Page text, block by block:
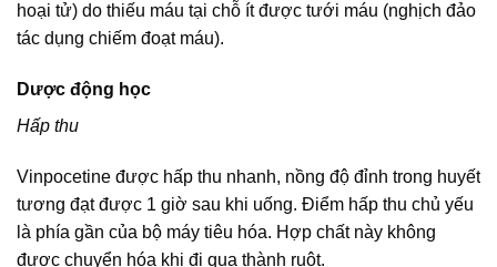
hoại tử) do thiếu máu tại chỗ ít được tưới máu (nghịch đảo
tác dụng chiếm đoạt máu).
Dược động học
Hấp thu
Vinpocetine được hấp thu nhanh, nồng độ đỉnh trong huyết
tương đạt được 1 giờ sau khi uống. Điểm hấp thu chủ yếu
là phía gần của bộ máy tiêu hóa. Hợp chất này không
được chuyển hóa khi đi qua thành ruột.